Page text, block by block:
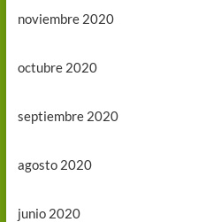
noviembre 2020
octubre 2020
septiembre 2020
agosto 2020
junio 2020